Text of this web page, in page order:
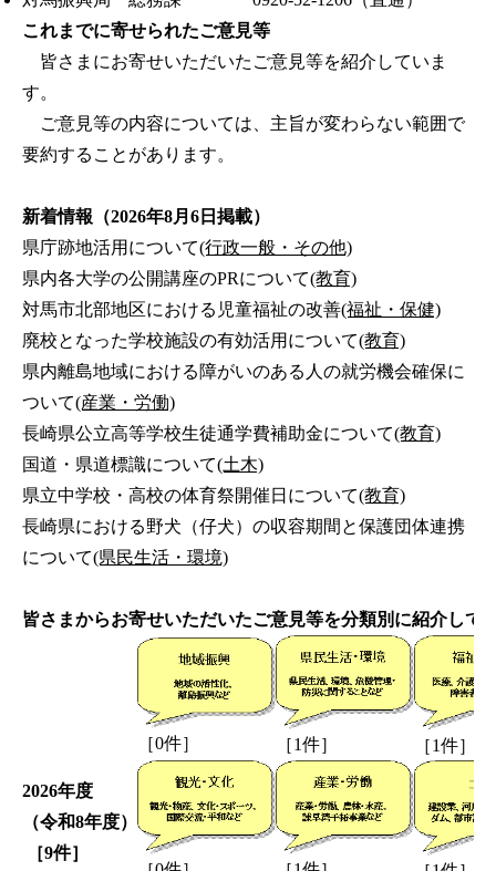
これまでに寄せられたご意見等
皆さまにお寄せいただいたご意見等を紹介していま
す。
ご意見等の内容については、主旨が変わらない範囲で
要約することがあります。
新着情報（2026年8月6日掲載）
県庁跡地活用について(行政一般・その他)
県内各大学の公開講座のPRについて(教育)
対馬市北部地区における児童福祉の改善(福祉・保健)
廃校となった学校施設の有効活用について(教育)
県内離島地域における障がいのある人の就労機会確保に
ついて(産業・労働)
長崎県公立高等学校生徒通学費補助金について(教育)
国道・県道標識について(土木)
県立中学校・高校の体育祭開催日について(教育)
長崎県における野犬（仔犬）の収容期間と保護団体連携
について(県民生活・環境)
皆さまからお寄せいただいたご意見等を分類別に紹介して
2026年度
（令和8年度）
［9件］
［0件］ ［1件］ ［1件］